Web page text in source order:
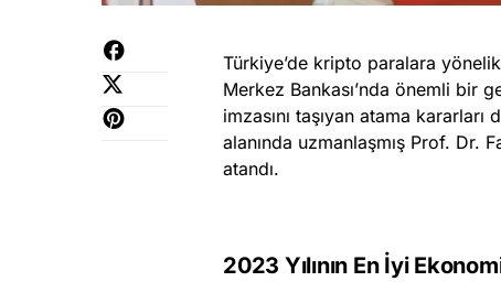
Türkiye’de kripto paralara
Merkez Bankası’nda önemli bir
imzasını taşıyan atama
alanında uzmanlaşmış Prof. Dr.
atandı.
2023 Yılının En İyi